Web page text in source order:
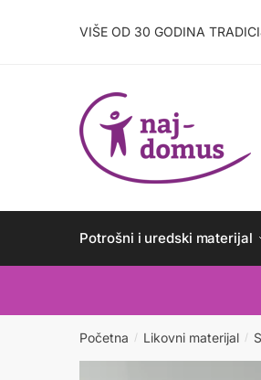
VIŠE OD 30 GODINA
Potrošni i uredski materijal
Početna / Likovni materijal /